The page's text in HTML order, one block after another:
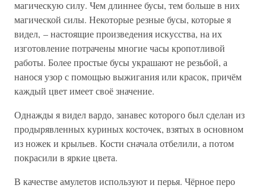
магическую силу. Чем длиннее бусы, тем больше в них
магической силы. Некоторые резные бусы, которые я
видел, – настоящие произведения искусства, на их
изготовление потрачены многие часы кропотливой
работы. Более простые бусы украшают не резьбой, а
нанося узор с помощью выжигания или красок, причём
каждый цвет имеет своё значение.
Однажды я видел вардо, занавес которого был сделан из
продырявленных куриных косточек, взятых в основном
из ножек и крыльев. Кости сначала отбелили, а потом
покрасили в яркие цвета.
В качестве амулетов используют и перья. Чёрное перо